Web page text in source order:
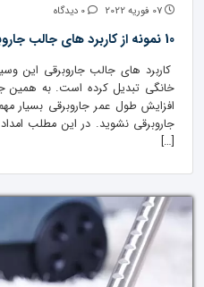
10 نمونه از کاربرد های جالب جاروبرقی
کاربرد های جالب جاروبرقی این
خانگی تبدیل کرده است. به همین
افزایش طول عمر جاروبرقی بسیار
[…]